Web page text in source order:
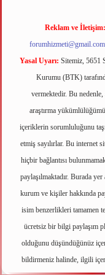
Reklam ve İletişim:
forumhizmeti@gmail.com
Yasal Uyarı: Sitemiz, 5651
Kurumu (BTK)
vermektedir. Bu
araştırma
içeriklerin sorumluluğunu
etmiş sayılırlar. Bu internet
hiçbir bağlantısı
paylaşılmaktadır. Burada
kurum ve kişiler hakkında
isim benzerlikleri tamamen
ücretsiz bir bilgi paylaşım
olduğunu düşündüğünüz
bildirmeniz halinde, ilgili